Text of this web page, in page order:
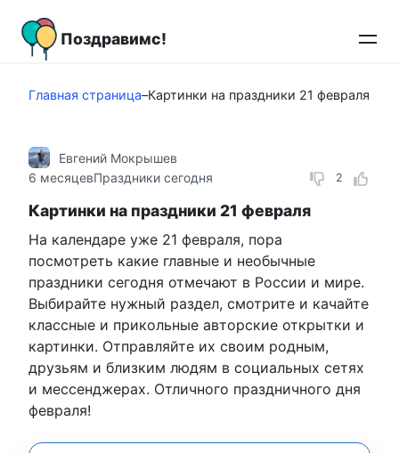
контенту
Поздравимс!
Главная страница–Картинки на праздники 21 февраля
2
Евгений Мокрышев
6 месяцевПраздники сегодня
Картинки на праздники 21 февраля
На календаре уже 21 февраля, пора
посмотреть какие главные и необычные
праздники сегодня отмечают в России и мире.
Выбирайте нужный раздел, смотрите и качайте
классные и прикольные авторские открытки и
картинки. Отправляйте их своим родным,
друзьям и близким людям в социальных сетях
и мессенджерах. Отличного праздничного дня
февраля!